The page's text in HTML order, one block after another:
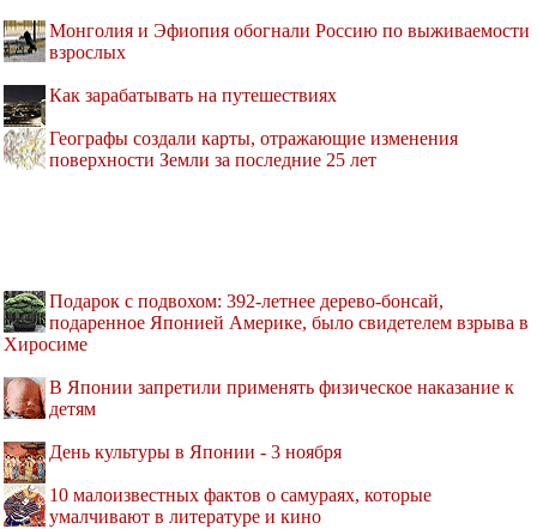
Монголия и Эфиопия обогнали Россию по выживаемости
взрослых
Как зарабатывать на путешествиях
Географы создали карты, отражающие изменения
поверхности Земли за последние 25 лет
Подарок с подвохом: 392-летнее дерево-бонсай,
подаренное Японией Америке, было свидетелем взрыва в
Хиросиме
В Японии запретили применять физическое наказание к
детям
День культуры в Японии - 3 ноября
10 малоизвестных фактов о самураях, которые
умалчивают в литературе и кино